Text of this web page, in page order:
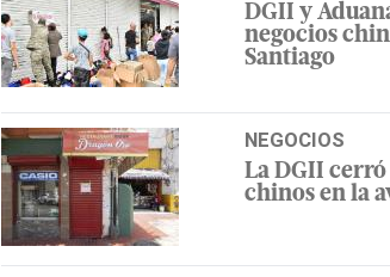
DGII y
negocios
Santiago
NEGOCIOS
La DGII cerró
chinos en la